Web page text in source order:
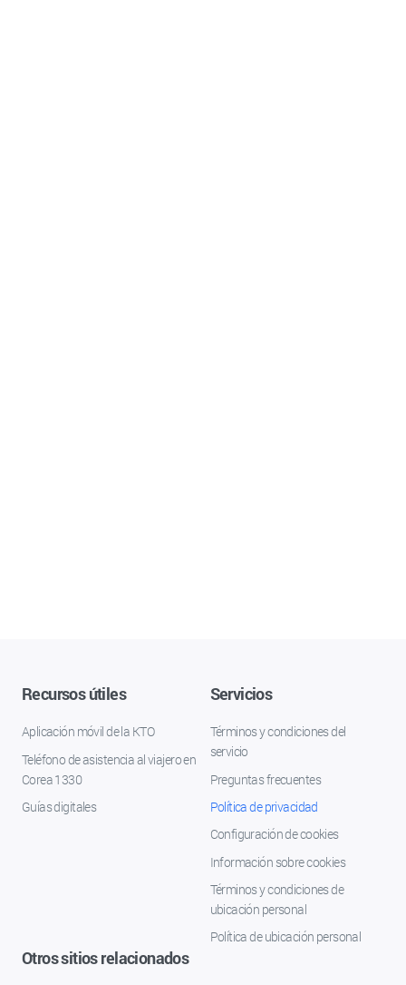
Recursos útiles
Aplicación móvil de la KTO
Teléfono de asistencia al viajero en
Corea 1330
Guías digitales
Servicios
Términos y condiciones del
servicio
Preguntas frecuentes
Política de privacidad
Configuración de cookies
Información sobre cookies
Términos y condiciones de
ubicación personal
Política de ubicación personal
Otros sitios relacionados